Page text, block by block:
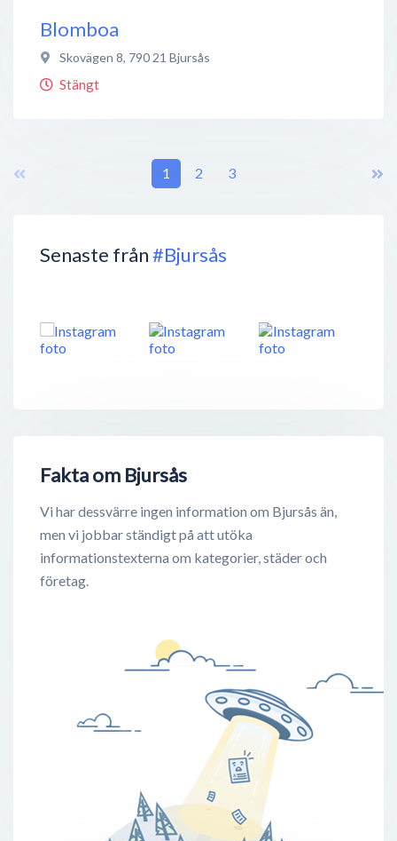
Senaste från#Bjursås
Fakta om Bjursås
Vi har dessvärre ingen information om Bjursås än,
men vi jobbar ständigt på att utöka
informationstexterna om kategorier, städer och
företag.
Blomboa
Skovägen 8, 790 21 Bjursås
Stängt
1 2 3